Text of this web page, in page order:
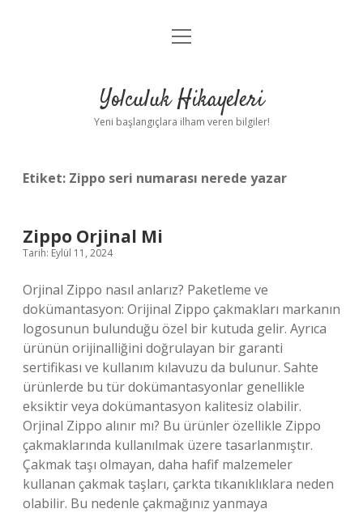
Anasayfa
Yasal Uyarı
menüyü
Yolculuk Hikayeleri
Yeni başlangıçlara ilham veren bilgiler!
Etiket: Zippo seri numarası nerede yazar
Zippo Orjinal Mi
Tarih: Eylül 11, 2024
Orjinal Zippo nasıl anlarız? Paketleme ve
dokümantasyon: Orijinal Zippo çakmakları markanın
logosunun bulunduğu özel bir kutuda gelir. Ayrıca
ürünün orijinalliğini doğrulayan bir garanti
sertifikası ve kullanım kılavuzu da bulunur. Sahte
ürünlerde bu tür dokümantasyonlar genellikle
eksiktir veya dokümantasyon kalitesiz olabilir.
Orjinal Zippo alınır mı? Bu ürünler özellikle Zippo
çakmaklarında kullanılmak üzere tasarlanmıştır.
Çakmak taşı olmayan, daha hafif malzemeler
kullanan çakmak taşları, çarkta tıkanıklıklara neden
olabilir. Bu nedenle çakmağınız yanmaya